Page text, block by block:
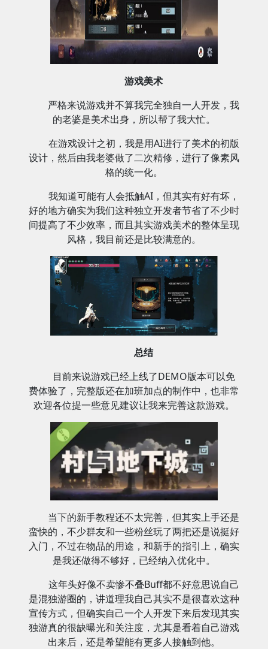
游戏美术
严格来说游戏并不算我完全独自一人开发，我
的老婆是美术出身，所以帮了我大忙。
在游戏设计之初，我是用AI进行了美术的初版
设计，然后由我老婆做了二次精修，进行了像素风
格的统一化。
我知道可能有人会抵触AI，但其实有好有坏，
好的地方确实为我们这种独立开发者节省了不少时
间提高了不少效率，而且其实游戏美术的整体呈现
风格，我目前还是比较满意的。
总结
目前来说游戏已经上线了DEMO版本可以免
费体验了，完整版还在加班加点的制作中，也非常
欢迎各位提一些意见建议让我来完善这款游戏。
当下的新手教程还不太完善，但其实上手还是
蛮快的，不少群友和一些粉丝玩了两把还是说挺好
入门，不过在物品的用途，和新手的指引上，确实
是我还做得不够好，已经纳入优化中。
这年头好像不卖惨不叠Buff都不好意思说自己
是混独游圈的，讲道理我自己其实不是很喜欢这种
宣传方式，但确实自己一个人开发下来后发现其实
独游真的很缺曝光和关注度，尤其是看着自己游戏
出来后，还是希望能有更多人接触到他。